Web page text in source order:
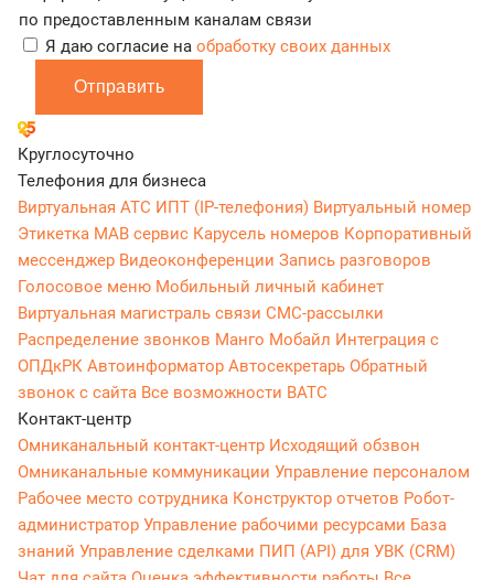
по предоставленным каналам связи
Я даю согласие на обработку своих данных
Отправить
Круглосуточно
Телефония для бизнеса
Виртуальная АТС ИПТ (IP-телефония) Виртуальный номер
Этикетка МАВ сервис Карусель номеров Корпоративный
мессенджер Видеоконференции Запись разговоров
Голосовое меню Мобильный личный кабинет
Виртуальная магистраль связи СМС-рассылки
Распределение звонков Манго Мобайл Интеграция с
ОПДкРК Автоинформатор Автосекретарь Обратный
звонок с сайта Все возможности ВАТС
Контакт-центр
Омниканальный контакт-центр Исходящий обзвон
Омниканальные коммуникации Управление персоналом
Рабочее место сотрудника Конструктор отчетов Робот-
администратор Управление рабочими ресурсами База
знаний Управление сделками ПИП (API) для УВК (CRM)